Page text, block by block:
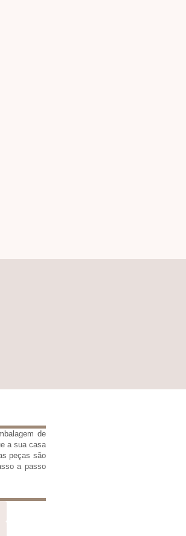
de
a sua casa
peças são
a passo